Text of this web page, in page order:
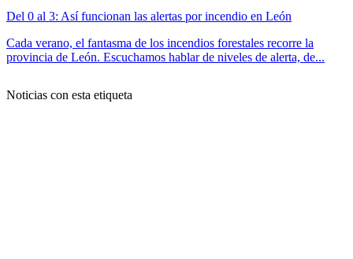
Del 0 al 3: Así funcionan las alertas por incendio en León
Cada verano, el fantasma de los incendios forestales recorre la
provincia de León. Escuchamos hablar de niveles de alerta, de...
Noticias con esta etiqueta